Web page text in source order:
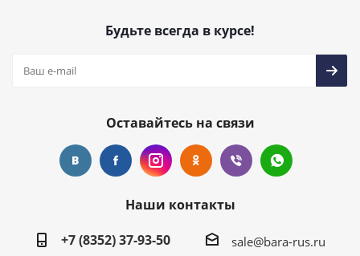
Будьте всегда в курсе!
Оставайтесь на связи
Наши контакты
+7 (8352) 37-93-50
sale@bara-rus.ru